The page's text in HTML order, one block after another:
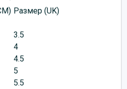
Размер (UK)
3.5
4
4.5
5
5.5